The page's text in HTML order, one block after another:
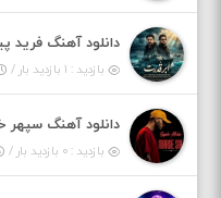
بازدید : ۱ بازدید بار /
دانلود آهنگ سپهر
بازدید : ۰ بازدید بار /